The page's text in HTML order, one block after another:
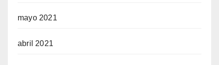
mayo 2021
abril 2021